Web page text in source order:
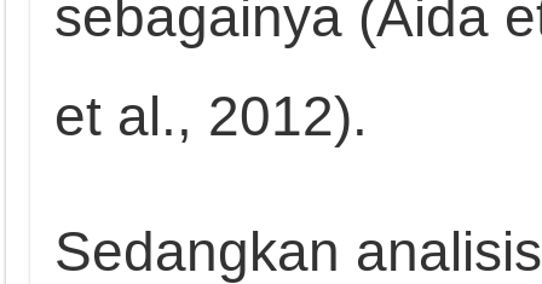
sebagainya (Aida
et al., 2012).
Sedangkan